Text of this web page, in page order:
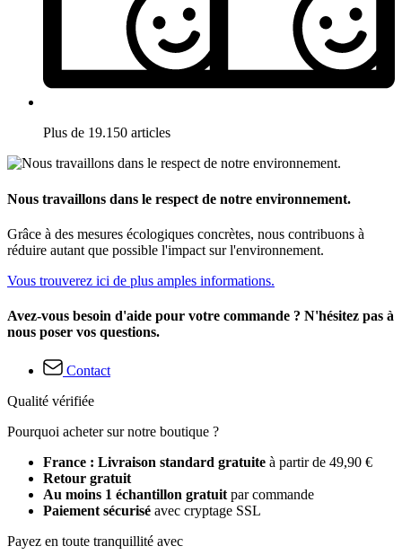
Plus de 19.150 articles
Nous travaillons dans le respect de notre environnement.
Grâce à des mesures écologiques concrètes, nous contribuons à
réduire autant que possible l'impact sur l'environnement.
Vous trouverez ici de plus amples informations.
Avez-vous besoin d'aide pour votre commande ? N'hésitez pas à
nous poser vos questions.
Contact
Qualité vérifiée
Pourquoi acheter sur notre boutique ?
France : Livraison standard gratuite à partir de 49,90 €
Retour gratuit
Au moins 1 échantillon gratuitpar commande
Paiement sécurisé avec cryptage SSL
Payez en toute tranquillité avec